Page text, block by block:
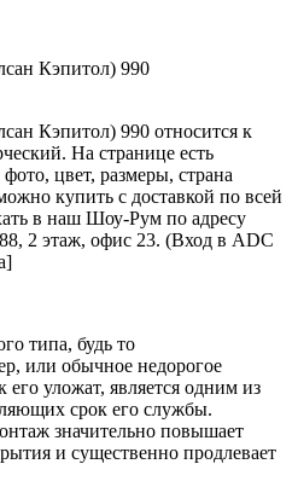
Кэпитол) 990
Кэпитол) 990 относится к
На странице есть
цвет, размеры, страна
купить с доставкой по всей
в наш Шоу-Рум по адресу
2 этаж, офис 23. (Вход в ADC
типа, будь то
или обычное недорогое
его уложат, является одним из
срок его службы.
значительно повышает
и существенно продлевает